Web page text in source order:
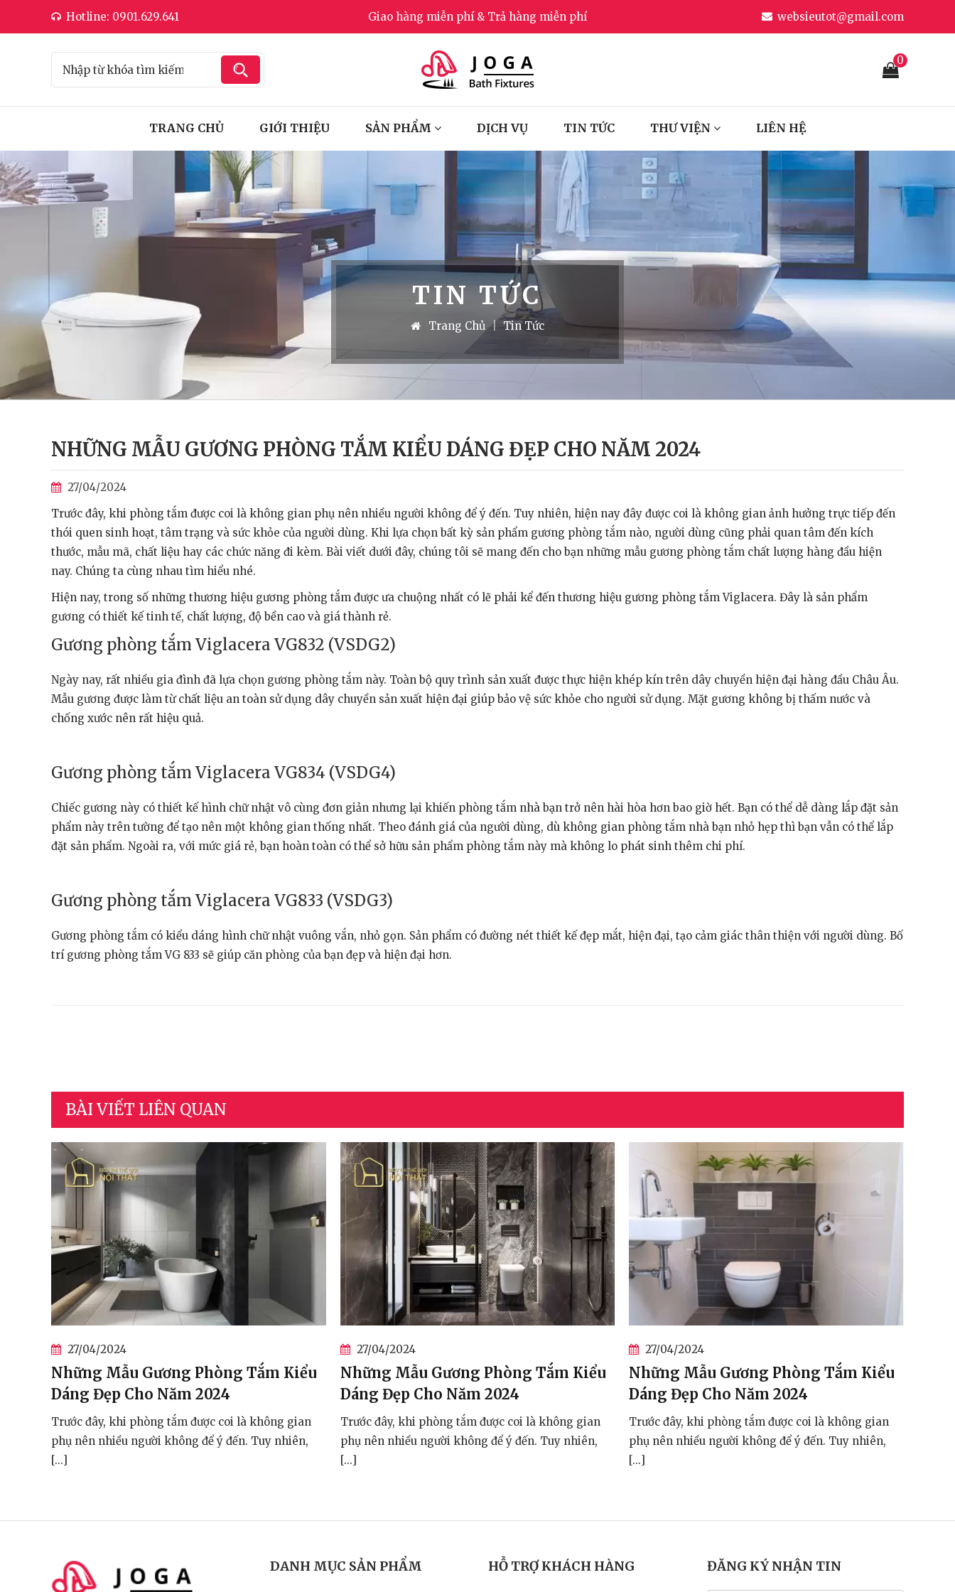
Hotline: 0901.629.641 Giao hàng miễn phí & Trả hàng miễn phí websieutot@gmail.com
0
TRANG CHỦ GIỚI THIỆU SẢN PHẨM DỊCH VỤ TIN TỨC THƯ VIỆN LIÊN HỆ
TIN TỨC
Trang Chủ | Tin Tức
NHỮNG MẪU GƯƠNG PHÒNG TẮM KIỂU DÁNG ĐẸP CHO NĂM 2024
27/04/2024
Trước đây, khi phòng tắm được coi là không gian phụ nên nhiều người không để ý đến. Tuy nhiên, hiện nay đây được coi là không gian ảnh hưởng trực tiếp đến
thói quen sinh hoạt, tâm trạng và sức khỏe của người dùng. Khi lựa chọn bất kỳ sản phẩm gương phòng tắm nào, người dùng cũng phải quan tâm đến kích
thước, mẫu mã, chất liệu hay các chức năng đi kèm. Bài viết dưới đây, chúng tôi sẽ mang đến cho bạn những mẫu gương phòng tắm chất lượng hàng đầu hiện
nay. Chúng ta cùng nhau tìm hiểu nhé.
Hiện nay, trong số những thương hiệu gương phòng tắm được ưa chuộng nhất có lẽ phải kể đến thương hiệu gương phòng tắm Viglacera. Đây là sản phẩm
gương có thiết kế tinh tế, chất lượng, độ bền cao và giá thành rẻ.
Gương phòng tắm Viglacera VG832 (VSDG2)
Ngày nay, rất nhiều gia đình đã lựa chọn gương phòng tắm này. Toàn bộ quy trình sản xuất được thực hiện khép kín trên dây chuyền hiện đại hàng đầu Châu Âu.
Mẫu gương được làm từ chất liệu an toàn sử dụng dây chuyền sản xuất hiện đại giúp bảo vệ sức khỏe cho người sử dụng. Mặt gương không bị thấm nước và
chống xước nên rất hiệu quả.
Gương phòng tắm Viglacera VG834 (VSDG4)
Chiếc gương này có thiết kế hình chữ nhật vô cùng đơn giản nhưng lại khiến phòng tắm nhà bạn trở nên hài hòa hơn bao giờ hết. Bạn có thể dễ dàng lắp đặt sản
phẩm này trên tường để tạo nên một không gian thống nhất. Theo đánh giá của người dùng, dù không gian phòng tắm nhà bạn nhỏ hẹp thì bạn vẫn có thể lắp
đặt sản phẩm. Ngoài ra, với mức giá rẻ, bạn hoàn toàn có thể sở hữu sản phẩm phòng tắm này mà không lo phát sinh thêm chi phí.
Gương phòng tắm Viglacera VG833 (VSDG3)
Gương phòng tắm có kiểu dáng hình chữ nhật vuông vắn, nhỏ gọn. Sản phẩm có đường nét thiết kế đẹp mắt, hiện đại, tạo cảm giác thân thiện với người dùng. Bố
trí gương phòng tắm VG 833 sẽ giúp căn phòng của bạn đẹp và hiện đại hơn.
BÀI VIẾT LIÊN QUAN
27/04/2024
Những Mẫu Gương Phòng Tắm Kiểu
Dáng Đẹp Cho Năm 2024
Trước đây, khi phòng tắm được coi là không gian
phụ nên nhiều người không để ý đến. Tuy nhiên,
[...]
27/04/2024
Những Mẫu Gương Phòng Tắm Kiểu
Dáng Đẹp Cho Năm 2024
Trước đây, khi phòng tắm được coi là không gian
phụ nên nhiều người không để ý đến. Tuy nhiên,
[...]
27/04/2024
Những Mẫu Gương Phòng Tắm Kiểu
Dáng Đẹp Cho Năm 2024
Trước đây, khi phòng tắm được coi là không gian
phụ nên nhiều người không để ý đến. Tuy nhiên,
[...]
DANH MỤC SẢN PHẨM HỖ TRỢ KHÁCH HÀNG ĐĂNG KÝ NHẬN TIN